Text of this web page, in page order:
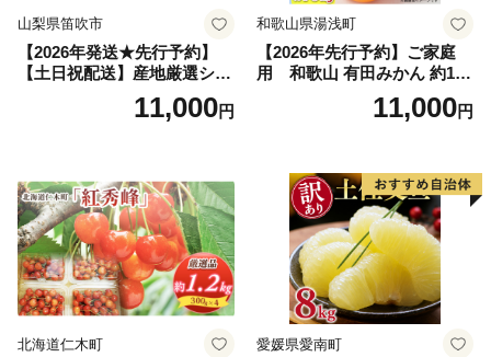
山梨県笛吹市
【2026年発送★先行予約】
【土日祝配送】産地厳選シャ
インマスカット1.2kg～1.3kg
（2房～3房）※沖縄・離島配
笛吹市 山梨県 フルーツ 果物
ぶどう 葡萄 大粒 シャインマ
スカット おすすめ シャイン
マスカット 贈答 ギフト 産地
笛吹市 シャインマスカット
笛吹 葡萄 国産 ぶどう 人気
国産 1.2kg 先行｜
11,000円
和歌山県湯浅町
【2026年先行予約】ご家庭
用 和歌山 有田みかん 約10k
g (2L、3Lサイズ)【湯浅町】
11,000円
北海道仁木町 愛媛県愛南町